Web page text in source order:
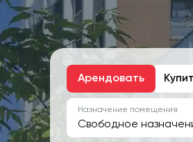
Арендовать
Назначение помещения
Свободное